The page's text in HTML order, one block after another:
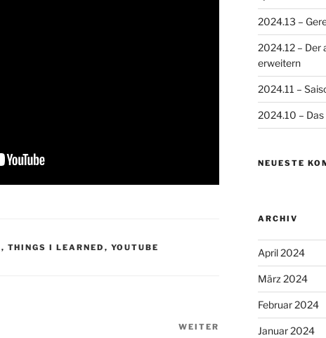
, THINGS I LEARNED , YOUTUBE
Nächster
WEITER
2024.13 –
2024.12 – Der
erweitern
2024.11 –
2024.10 –
NEUESTE
ARCHIV
April 2024
März 2024
Februar 2024
Januar 2024